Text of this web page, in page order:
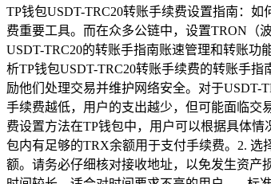
TP钱包USDT-TRC20转账手续费设置指南：
费重要工具。而在众多公链中，设置TRON（
USDT-TRC20的转账手指南账速管理和转账
析TP钱包USDT-TRC20转账手续费的转账手
励他们处理交易并维护网络安全。对于USDT-
手续费越低，用户的支出越少，但可能面临交
费设置方法在TP钱包中，用户可以根据具体情
包内有足够的TRX余额用于支付手续费。2. 选
额。请务必仔细核对接收地址，以免发生资产